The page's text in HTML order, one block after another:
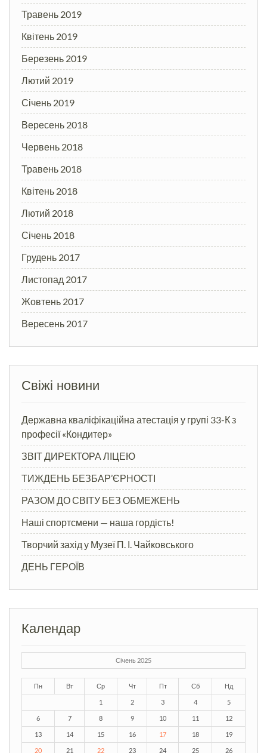
Травень 2019
Квітень 2019
Березень 2019
Лютий 2019
Січень 2019
Вересень 2018
Червень 2018
Травень 2018
Квітень 2018
Лютий 2018
Січень 2018
Грудень 2017
Листопад 2017
Жовтень 2017
Вересень 2017
Свіжі новини
Державна кваліфікаційна атестація у групі 33-К з
професії «Кондитер»
ЗВІТ ДИРЕКТОРА ЛІЦЕЮ
ТИЖДЕНЬ БЕЗБАР’ЄРНОСТІ
РАЗОМ ДО СВІТУ БЕЗ ОБМЕЖЕНЬ
Наші спортсмени — наша гордість!
Творчий захід у Музеї П. І. Чайковського
ДЕНЬ ГЕРОЇВ
Календар
Січень 2025
Пн Вт Ср Чт Пт Сб Нд
1 2 3 4 5
6 7 8 9 10 11 12
13 14 15 16 17 18 19
20 21 22 23 24 25 26